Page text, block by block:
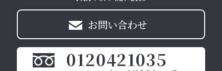
お問い合わせ
0120421035